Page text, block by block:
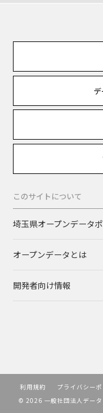
このサイトについて
埼玉県オープンデータ
オープンデータとは
開発者向け情報
利用規約
プライバシー
© 2026 一般社団法人データ